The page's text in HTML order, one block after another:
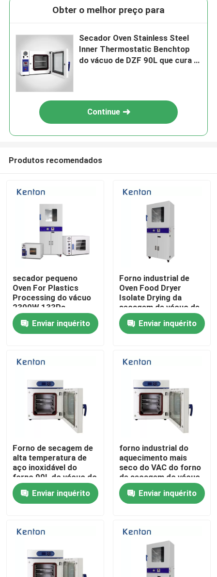
Casa
Produtos
Quem Somos
Fábrica
Controle de Qualidade
Fale Conosco
notícias
forno de secagem industrial
Obter o melhor preço para
Secador Oven Stainless Steel
Inner Thermostatic Benchtop
do vácuo de DZF 90L que cura o
Continue
Produtos recomendados
secador pequeno
Oven For Plastics
Processing do vácuo
2300W 133Pa
Enviar inquérito
Forno industrial de
Oven Food Dryer
Isolate Drying da
secagem de vácuo de
SS316L
Enviar inquérito
Forno de secagem de
alta temperatura de
aço inoxidável do
forno 90L do vácuo do
laboratório
Enviar inquérito
forno industrial do
aquecimento mais
seco do VAC do forno
de secagem do vácuo
de 1250W SUS304
Enviar inquérito